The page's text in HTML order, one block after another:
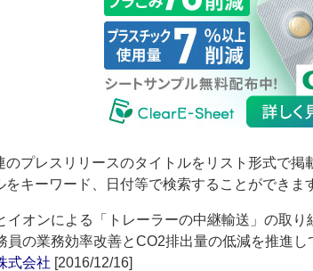
プレスリリースのタイトルをリスト形式で掲
をキーワード、日付等で検索することができま
イオンによる「トレーラーの中継輸送」の取
員の業務効率改善とCO2排出量の低減を推進し
式会社 [2016/12/16]